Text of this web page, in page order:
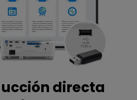
directa